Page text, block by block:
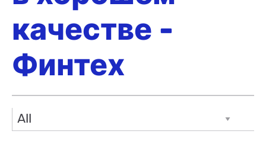
качестве -
Финтех
Filter Posts